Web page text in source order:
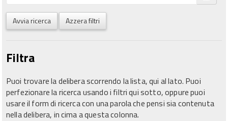
Avvia ricerca Azzera filtri
Filtra
Puoi trovare la delibera scorrendo la lista, qui al lato. Puoi
perfezionare la ricerca usando i filtri qui sotto, oppure puoi
usare il form di ricerca con una parola che pensi sia contenuta
nella delibera, in cima a questa colonna.